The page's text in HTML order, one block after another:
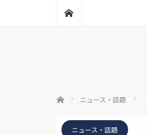
ホーム ニュース・話題
ニュース・話題